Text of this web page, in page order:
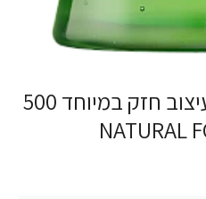
נטורל פורמולה ג'ל לעיצוב חזק במיוחד 500